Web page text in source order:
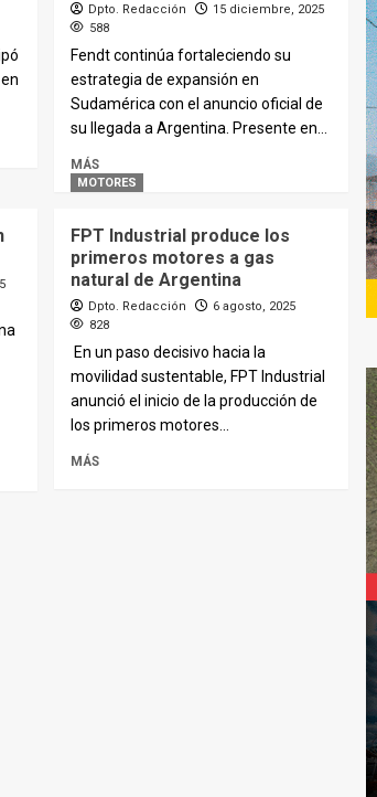
Dpto. Redacción
15 diciembre, 2025
588
Fendt continúa fortaleciendo su
estrategia de expansión en
Sudamérica con el anuncio oficial de
su llegada a Argentina. Presente en...
MÁS
MOTORES
FPT Industrial produce los
primeros motores a gas
natural de Argentina
Dpto. Redacción
6 agosto, 2025
828
En un paso decisivo hacia la
movilidad sustentable, FPT Industrial
anunció el inicio de la producción de
los primeros motores...
MÁS